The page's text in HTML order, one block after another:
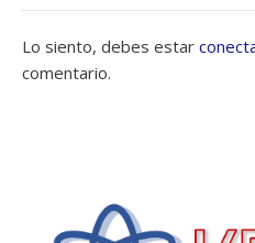
Lo siento, debes estar
comentario.